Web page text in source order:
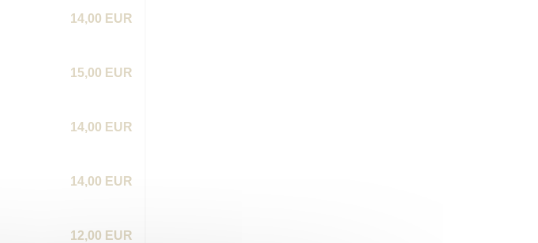
14,00 EUR
15,00 EUR
14,00 EUR
14,00 EUR
12,00 EUR